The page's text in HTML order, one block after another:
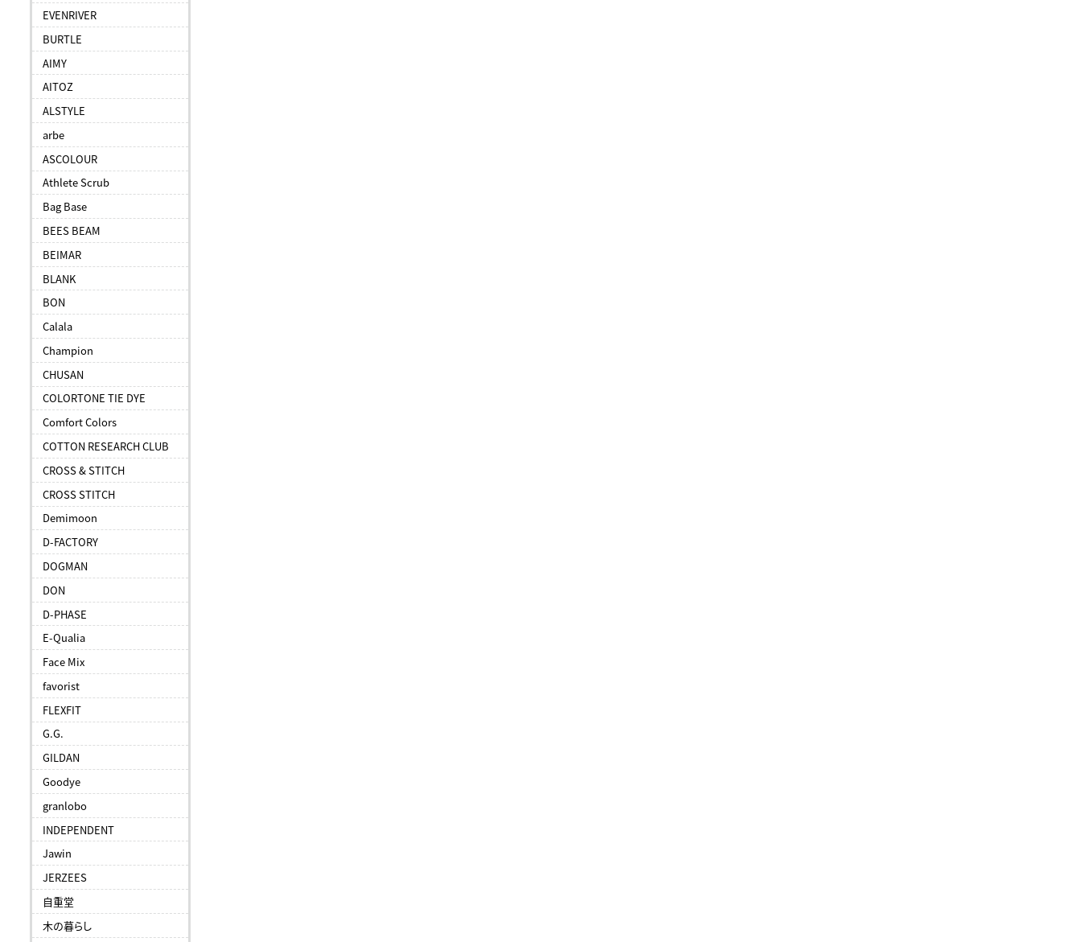
EVENRIVER
BURTLE
AIMY
AITOZ
ALSTYLE
arbe
ASCOLOUR
Athlete Scrub
Bag Base
BEES BEAM
BEIMAR
BLANK
BON
Calala
Champion
CHUSAN
COLORTONE TIE DYE
Comfort Colors
COTTON RESEARCH CLUB
CROSS & STITCH
CROSS STITCH
Demimoon
D-FACTORY
DOGMAN
DON
D-PHASE
E-Qualia
Face Mix
favorist
FLEXFIT
G.G.
GILDAN
Goodye
granlobo
INDEPENDENT
Jawin
JERZEES
自重堂
木の暮らし